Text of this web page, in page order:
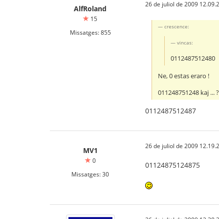
AlfRoland
15
Missatges: 855
26 de juliol de 2009
crescence:
vincas:
0112487512480
Ne, 0 estas eraro !
011248751248 kaj ... ?
0112487512487
MV1
0
Missatges: 30
26 de juliol de 2009
01124875124875